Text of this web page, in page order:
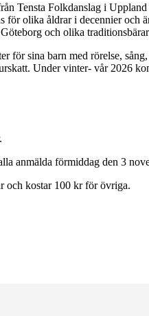
Tensta Folkdanslag i
för olika åldrar i decennier och
och olika
för sina barn med rörelse,
Under vinter- vår 2026
anmälda förmiddag den 3
och kostar 100 kr för övriga.